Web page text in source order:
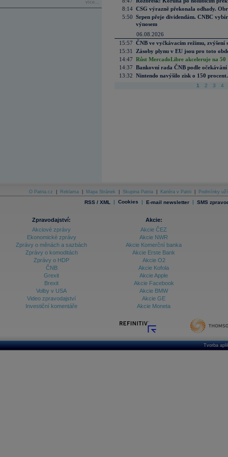
více...
8:14 CSG výrazně překonala odhady.
5:50 Srpen přeje dividendám. CNBC
výnosem
06.08.2026
15:57 ČNB ve vyčkávacím režimu, zvýšení
15:31
Zásoby plynu v EU jsou pro toto
14:47 Růst MercadoLibre akceleruje na
14:37 Bankovní rada ČNB podle
13:32 Nintendo navýšilo zisk o 150
1 2 3 4
O Patria.cz Reklama Mapa Stránek Skupina Patria Kariéra v Patrii Podmínky
RSS / XML | Cookies | E-mail newsletter | SMS
Zpravodajství:
Akciové zprávy
Ekonomické zprávy
Zprávy o měnách a sazbách
Zprávy o komoditách
Zprávy o HDP
ČNB
Grexit
Brexit
Volby v USA
Video zpravodajství
Investiční komentáře
Akcie:
Akcie ČEZ
Akcie NWR
Akcie Komerční banka
Akcie Erste Bank
Akcie O2
Akcie Kofola
Akcie Apple
Akcie Facebook
Akcie BMW
Akcie GE
Akcie Moneta
Tvorba